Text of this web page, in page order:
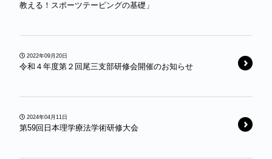
教える！スポーツテーピングの基礎」
2022年09月20日
令和４年度第２回尾三支部研修会開催のお知らせ
2024年04月11日
第59回日本理学療法学術研修大会